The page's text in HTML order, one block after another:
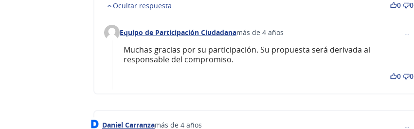
Ocultar respuesta 0 0
Comentario 257 (responder al comentario 232)
Equipo de Participación Ciudadanamás de 4 años …
Muchas gracias por su participación. Su propuesta será derivada al
responsable del compromiso.
0 0
Daniel Carranzamás de 4 años …